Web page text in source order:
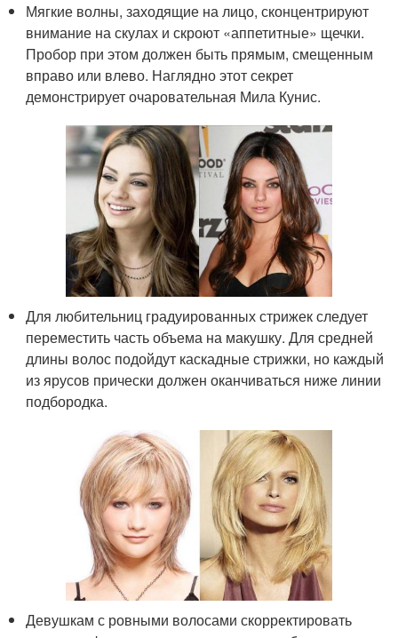
Мягкие волны, заходящие на лицо, сконцентрируют
внимание на скулах и скроют «аппетитные» щечки.
Пробор при этом должен быть прямым, смещенным
вправо или влево. Наглядно этот секрет
демонстрирует очаровательная Мила Кунис.
Для любительниц градуированных стрижек следует
переместить часть объема на макушку. Для средней
длины волос подойдут каскадные стрижки, но каждый
из ярусов прически должен оканчиваться ниже линии
подбородка.
Девушкам с ровными волосами скорректировать